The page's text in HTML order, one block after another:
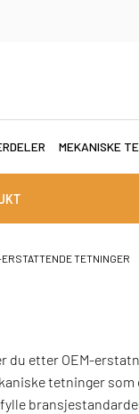
MEKANISKE
ERSTATTENDE TETNINGER
du etter OEM-
tetninger som